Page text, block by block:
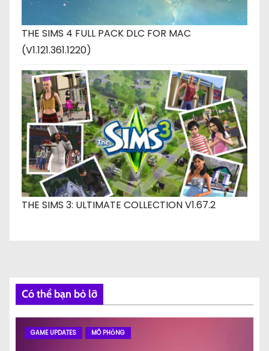
THE SIMS 4 FULL PACK DLC FOR MAC
(V1.121.361.1220)
THE SIMS 3: ULTIMATE COLLECTION V1.67.2
Có thể bạn bỏ lỡ
GAME UPDATES MÔ PHỎNG